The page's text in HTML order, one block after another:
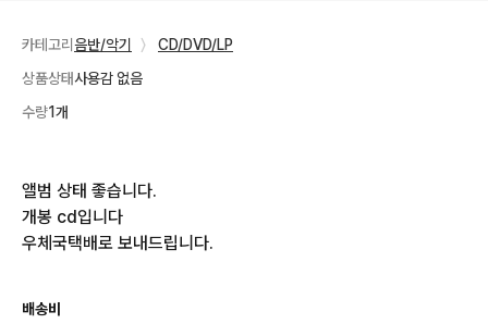
카테고리 음반/악기 〉
CD/DVD/LP
상품상태사용감 없음
수량1개
앨범 상태 좋습니다.
개봉 cd입니다
우체국택배로 보내드립니다.
배송비